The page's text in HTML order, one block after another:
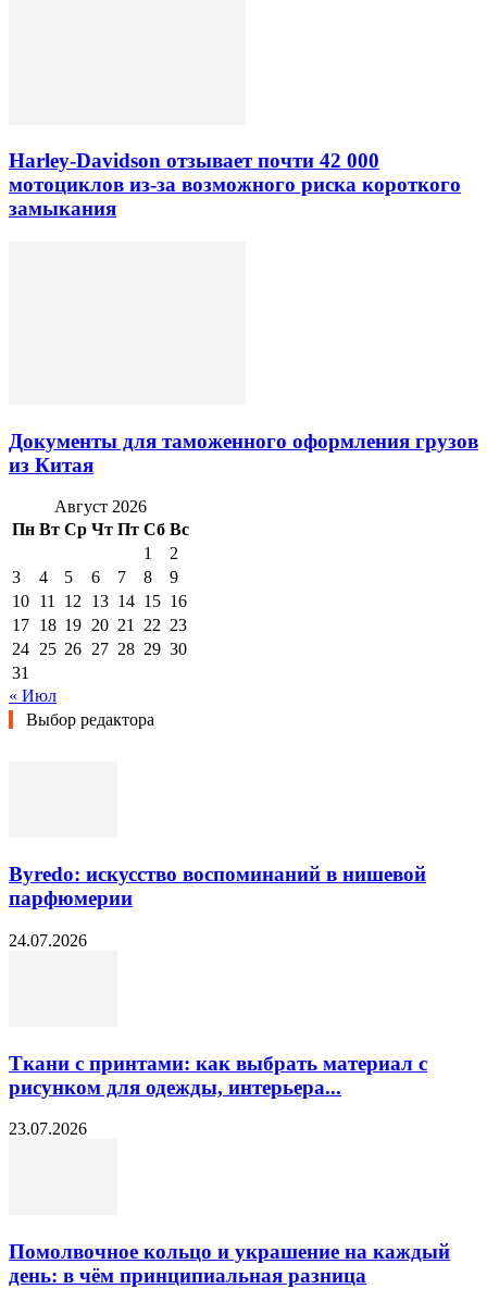
Harley-Davidson отзывает почти 42 000
мотоциклов из-за возможного риска короткого
замыкания
Документы для таможенного оформления грузов
из Китая
Август 2026
Пн Вт Ср Чт Пт Сб Вс
1
2
3
4 5 6 7 8
9
10 11 12 13 14 15 16
17 18 19 20 21 22 23
24 25 26 27 28 29 30
31
« Июл
Выбор редактора
Byredo: искусство воспоминаний в нишевой
парфюмерии
24.07.2026
Ткани с принтами: как выбрать материал с
рисунком для одежды, интерьера...
23.07.2026
Помолвочное кольцо и украшение на каждый
день: в чём принципиальная разница